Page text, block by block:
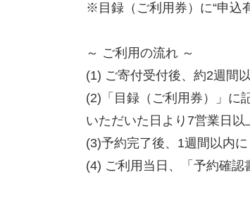
※目録（ご利用券）に“申込
～ ご利用の流れ ～
(1) ご寄付受付後、約2週間
(2)「目録（ご利用券）」に
いただいた日より7営業日以
(3)予約完了後、1週間以内
(4) ご利用当日、「予約確認